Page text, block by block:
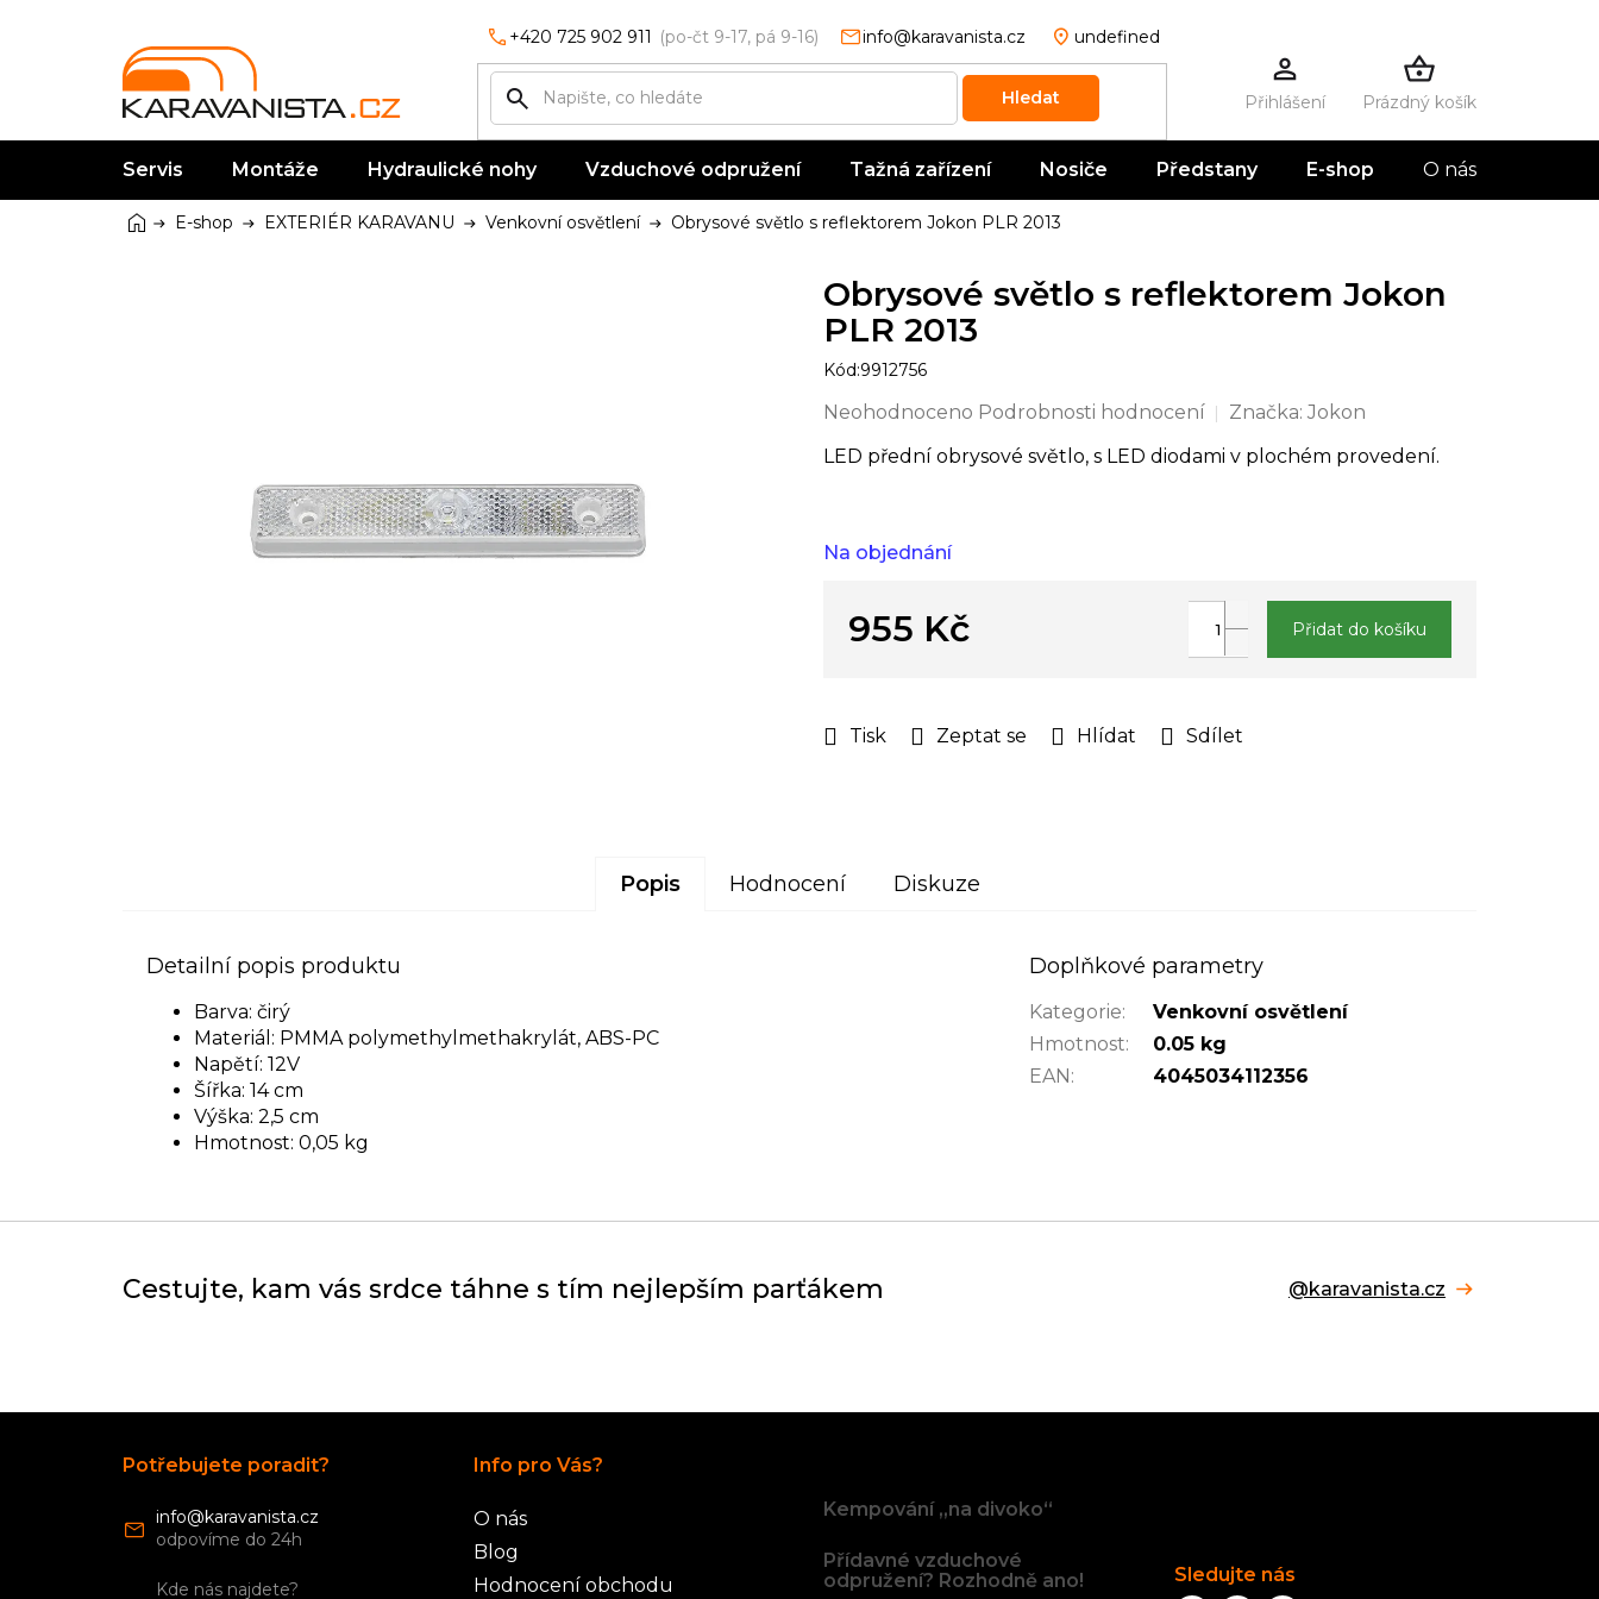
+420 725 902 911 info@karavanista.cz undefined
Hledat Prázdný košík
Servis Montáže Hydraulické nohy Vzduchové odpružení Tažná zařízení Nosiče Předstany E-shop O nás
Domů
E-shop EXTERIÉR KARAVANU Venkovní osvětlení Obrysové světlo s reflektorem Jokon PLR 2013
Na objednání
LED přední obrysové světlo, s LED diodami v plochém provedení.
Tisk Zeptat se Hlídat Sdílet
Obrysové světlo s reflektorem Jokon
PLR 2013
Kód:9912756
Průměrné
produktu
z
Neohodnoceno Podrobnosti hodnocení Značka: Jokon
955 Kč Přidat do košíku
Popis Hodnocení Diskuze
Detailní popis produktu
Barva: čirý
Materiál: PMMA polymethylmethakrylát, ABS-PC
Napětí: 12V
Šířka: 14 cm
Výška: 2,5 cm
Hmotnost: 0,05 kg
Doplňkové parametry
Kategorie:
Venkovní osvětlení
Hmotnost:
0.05 kg
EAN: 4045034112356
Cestujte, kam vás srdce táhne s tím nejlepším parťákem @karavanista.cz
Potřebujete poradit?
info@karavanista.cz
Kde nás najdete?
Info pro Vás?
O nás
Blog
Hodnocení obchodu
Kempování „na divoko“
Přídavné vzduchové
odpružení? Rozhodně ano!
Sledujte nás